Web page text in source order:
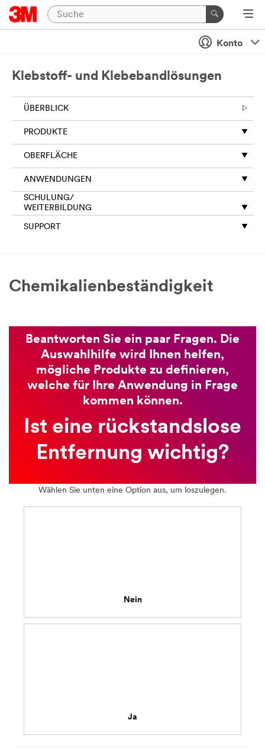
Schließen
für
Anfrage
an
3M.
Die
Informationen,
die
Sie
in
diesem
Formular
angeben,
werden
per
Telefon
beantworten
Sie
zu
Ihrer
Konto
Klebstoff- und Klebebandlösungen
ÜBERBLICK
PRODUKTE
OBERFLÄCHE
ANWENDUNGEN
SCHULUNG/
WEITERBILDUNG
SUPPORT
Chemikalienbeständigkeit
Beantworten Sie ein paar Fragen. Die
Auswahlhilfe wird Ihnen helfen,
mögliche Produkte zu definieren,
welche für Ihre Anwendung in Frage
kommen können.
Ist eine rückstandslose
Entfernung wichtig?
Wählen Sie unten eine Option aus, um loszulegen.
Nein
Ja